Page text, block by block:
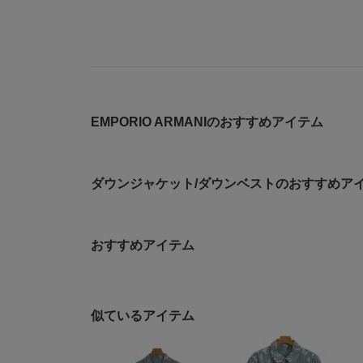
EMPORIO ARMANIのおすすめアイテム
ダウンジャケット/ダウンベストのおすすめア
おすすめアイテム